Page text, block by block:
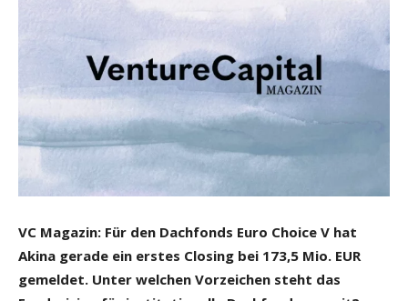
VC Magazin: Für den Dachfonds Euro Choice V hat
Akina gerade ein erstes Closing bei 173,5 Mio. EUR
gemeldet. Unter welchen Vorzeichen steht das